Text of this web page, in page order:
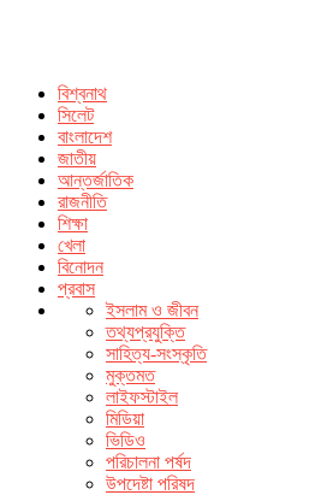
বিশ্বনাথ
সিলেট
বাংলাদেশ
জাতীয়
আন্তর্জাতিক
রাজনীতি
শিক্ষা
খেলা
বিনোদন
প্রবাস
ইসলাম ও জীবন
তথ্যপ্রযুক্তি
সাহিত্য-সংস্কৃতি
মুক্তমত
লাইফস্টাইল
মিডিয়া
ভিডিও
পরিচালনা পর্ষদ
উপদেষ্টা পরিষদ